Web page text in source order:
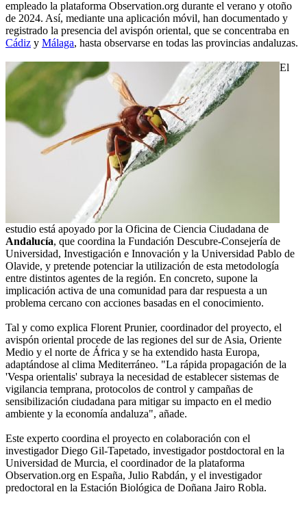
empleado la plataforma Observation.org durante el verano y otoño
de 2024. Así, mediante una aplicación móvil, han documentado y
registrado la presencia del avispón oriental, que se concentraba en
Cádiz y Málaga, hasta observarse en todas las provincias andaluzas.
El
estudio está apoyado por la Oficina de Ciencia Ciudadana de
Andalucía, que coordina la Fundación Descubre-Consejería de
Universidad, Investigación e Innovación y la Universidad Pablo de
Olavide, y pretende potenciar la utilización de esta metodología
entre distintos agentes de la región. En concreto, supone la
implicación activa de una comunidad para dar respuesta a un
problema cercano con acciones basadas en el conocimiento.
Tal y como explica Florent Prunier, coordinador del proyecto, el
avispón oriental procede de las regiones del sur de Asia, Oriente
Medio y el norte de África y se ha extendido hasta Europa,
adaptándose al clima Mediterráneo. "La rápida propagación de la
'Vespa orientalis' subraya la necesidad de establecer sistemas de
vigilancia temprana, protocolos de control y campañas de
sensibilización ciudadana para mitigar su impacto en el medio
ambiente y la economía andaluza", añade.
Este experto coordina el proyecto en colaboración con el
investigador Diego Gil-Tapetado, investigador postdoctoral en la
Universidad de Murcia, el coordinador de la plataforma
Observation.org en España, Julio Rabdán, y el investigador
predoctoral en la Estación Biológica de Doñana Jairo Robla.